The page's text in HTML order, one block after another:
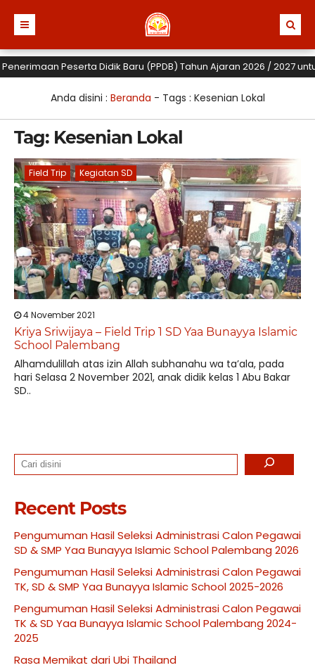
Peserta Didik Baru (PPDB) Tahun Ajaran 2026 / 2027
Anda disini : Beranda - Tags : Kesenian Lokal
Tag: Kesenian Lokal
Field Trip Kegiatan SD
4 November 2021
Kriya Sriwijaya – Field Trip 1 SD Yaa Bunayya Islamic
School Palembang
Alhamdulillah atas izin Allah subhanahu wa ta’ala, pada
hari Selasa 2 November 2021, anak didik kelas 1 Abu Bakar
SD..
Search
Recent Posts
Pengumuman Hasil Seleksi Administrasi Calon Pegawai
SD & SMP Yaa Bunayya Islamic School Palembang 2026
Pengumuman Hasil Seleksi Administrasi Calon Pegawai
TK, SD & SMP Yaa Bunayya Islamic School 2025-2026
Pengumuman Hasil Seleksi Administrasi Calon Pegawai
TK & SD Yaa Bunayya Islamic School Palembang 2024-
2025
Rasa Memikat dari Ubi Thailand